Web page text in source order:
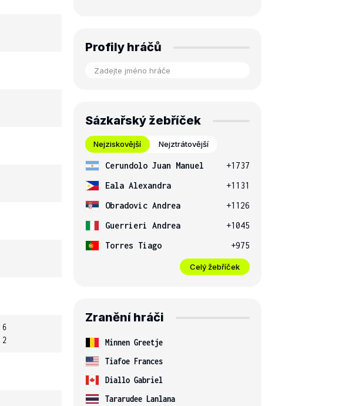
6
2
Profily hráčů
Sázkařský žebříček
Nejziskovější Nejztrátovější
Cerundolo Juan Manuel
+1737
Eala Alexandra
+1131
Obradovic Andrea
+1126
Guerrieri Andrea
+1045
Torres Tiago
+975
Celý žebříček
Zranění hráči
Minnen Greetje
Tiafoe Frances
Diallo Gabriel
Tararudee Lanlana